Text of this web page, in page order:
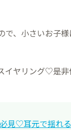
で、小さいお子
イヤリング♡是非
見♡耳元で揺れ